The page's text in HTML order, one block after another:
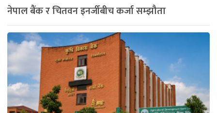
नेपाल बैंक र चितवन इनर्जीबीच कर्जा सम्झौता